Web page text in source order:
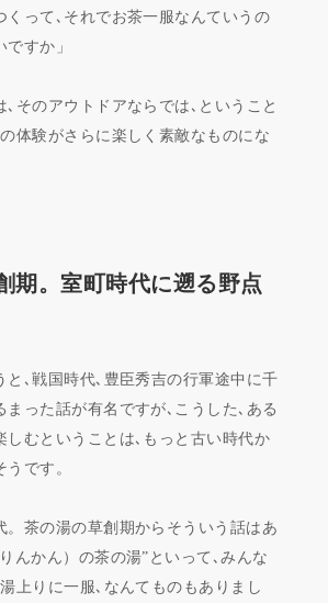
くって､それでお茶一服なんていうの
すか」
､そのアウトドアならでは､ということ
体験がさらに楽しく素敵なものにな
期。室町時代に遡る野点
と､戦国時代､豊臣秀吉の行軍途中に千
まった話が有名ですが､こうした､ある
しむということは､もっと古い時代か
です。
。茶の湯の草創期からそういう話はあ
んかん）の茶の湯”といって､みんな
上りに一服､なんてものもありまし